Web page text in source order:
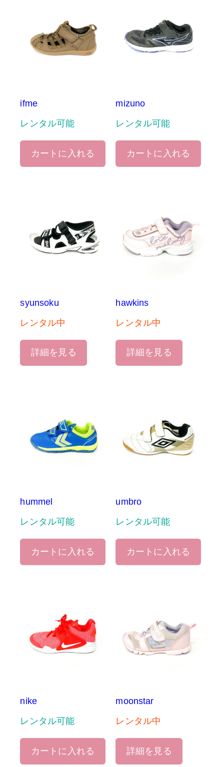
ifme
レンタル可能
カートに入れる
mizuno
レンタル可能
カートに入れる
syunsoku
レンタル中
詳細を見る
hawkins
レンタル中
詳細を見る
hummel
レンタル可能
カートに入れる
umbro
レンタル可能
カートに入れる
nike
レンタル可能
カートに入れる
moonstar
レンタル中
詳細を見る